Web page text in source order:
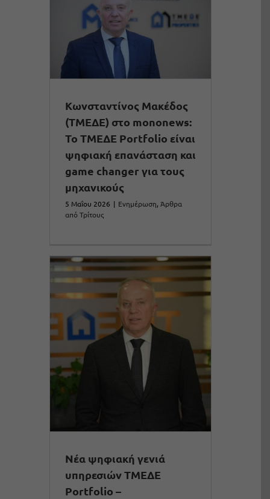
Kωνσταντίνος Μακέδος
(ΤΜΕΔΕ) στο mononews:
Το ΤΜΕΔΕ Portfolio είναι
ψηφιακή επανάσταση και
game changer για τους
μηχανικούς
5 Μαΐου 2026 | Ενημέρωση, Άρθρα
από Τρίτους
Νέα ψηφιακή γενιά
υπηρεσιών ΤΜΕΔΕ
Portfolio –